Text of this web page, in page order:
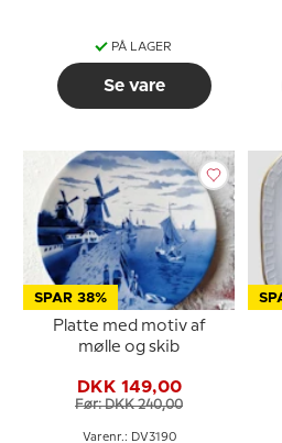
PÅ LAGER
Se vare
SPAR 38%
Platte med motiv af
mølle og skib
DKK 149,00
Før: DKK 240,00
Varenr.: DV3190